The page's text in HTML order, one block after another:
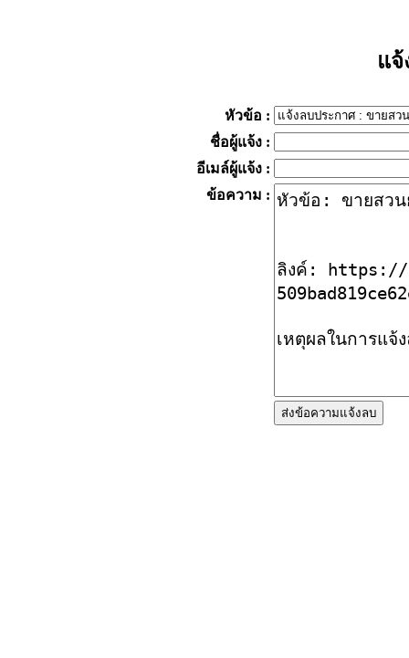
แจ้
หัวข้อ :
ชื่อผู้แจ้ง :
อีเมล์ผู้แจ้ง :
ข้อความ :